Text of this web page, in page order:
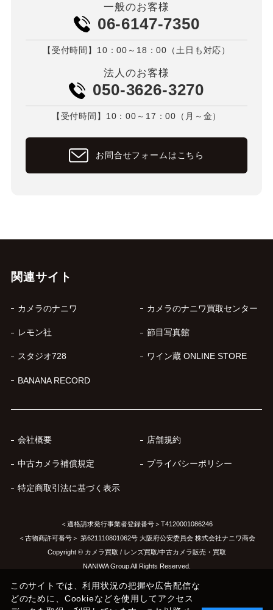
一般のお客様
06-6147-7350
【受付時間】10：00～18：00（土日も対応）
法人のお客様
050-3626-3270
【受付時間】10：00～17：00（月～金）
お問合せフォームはこちら
関連サイト
カメラのナニワ カメラのナニワ買取センター
レモン社 節目写真館
スタジオ728 ワイン蔵 ONLINE STORE
BANANA RECORD
会社概要 店舗規約
中古カメラ補償規定 プライバシーポリシー
特定商取引法に基づく表示
＜適格請求発行事業者登録番号＞T4120001086246
＜古物商許可番号＞ 第621110801062号 大阪府公安委員会 株式会社ナニワ商会
Copyright © カメラ買取 / レンズ買取/中古カメラ販売・買取
NANIWA Group All Rights Reserved.
このサイトでは、利用状況の把握や広告配信な
どのために、Cookieなどを使用してアクセス